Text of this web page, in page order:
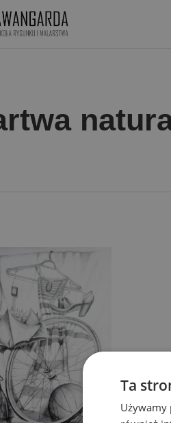
Ta
Używamy